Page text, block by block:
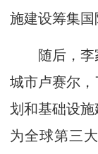
施建设筹集国
随后，李家
城市卢赛尔
划和基础设
为全球第三